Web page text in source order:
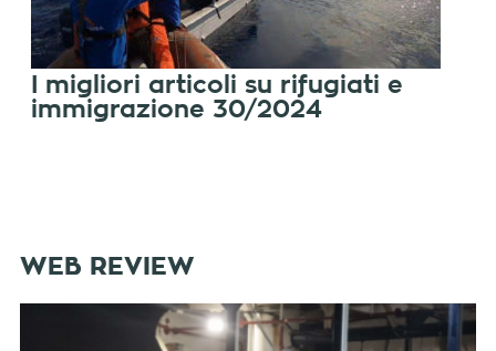
I migliori articoli su rifugiati e
immigrazione 30/2024
WEB REVIEW